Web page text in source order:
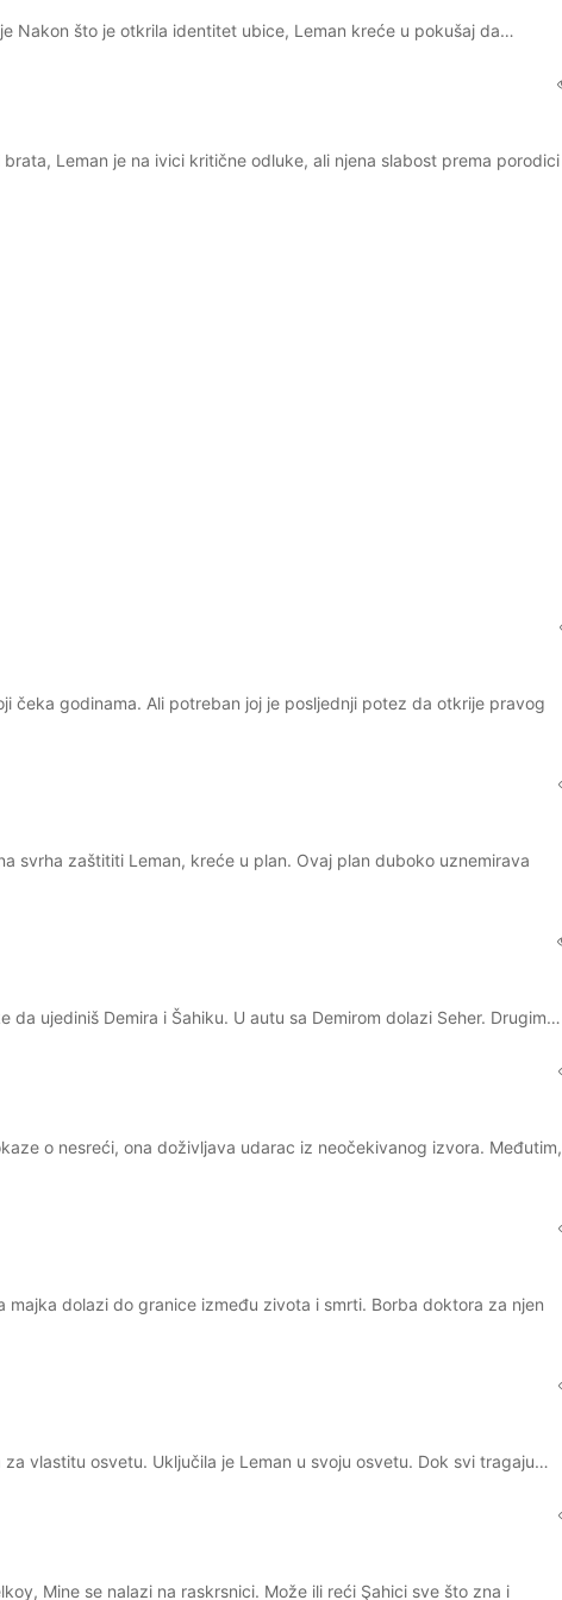
Nakon što je otkrila identitet ubice, Leman kreće u pokušaj da…
Leman je na ivici kritične odluke, ali njena slabost prema porodici
čeka godinama. Ali potreban joj je posljednji potez da otkrije pravog
svrha zaštititi Leman, kreće u plan. Ovaj plan duboko uznemirava
da ujediniš Demira i Šahiku. U autu sa Demirom dolazi Seher. Drugim…
o nesreći, ona doživljava udarac iz neočekivanog izvora. Međutim,
majka dolazi do granice između zivota i smrti. Borba doktora za njen
vlastitu osvetu. Uključila je Leman u svoju osvetu. Dok svi tragaju…
Mine se nalazi na raskrsnici. Može ili reći Şahici sve što zna i